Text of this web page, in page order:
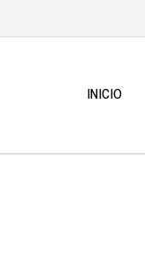
INICIO